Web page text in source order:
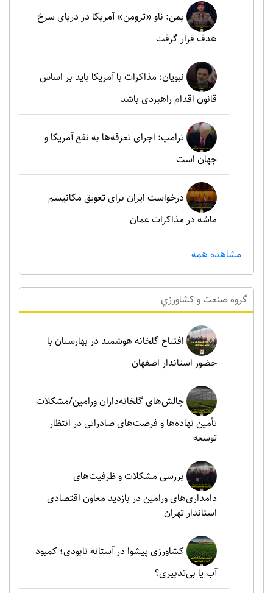
یمن: ناو «ترومن» آمریکا در دریای سرخ
هدف قرار گرفت
نبویان: مذاکرات با آمریکا باید بر اساس
قانون اقدام راهبردی باشد
ترامپ: اجرای تعرفه‌ها به نفع آمریکا و
جهان است
درخواست ایران برای تعویق مکانیسم
ماشه در مذاکرات عمان
مشاهده همه
گروه صنعت و کشاورزي
افتتاح گلخانه هوشمند در بهارستان با
حضور استاندار اصفهان
چالش‌های گلخانه‌داران ورامین/مشکلات
تأمین نهاده‌ها و فرصت‌های صادراتی در انتظار
توسعه
بررسی مشکلات و ظرفیت‌های
دامداری‌های ورامین در بازدید معاون اقتصادی
استاندار تهران
کشاورزی پیشوا در آستانه نابودی؛ کمبود
آب یا بی‌تدبیری؟